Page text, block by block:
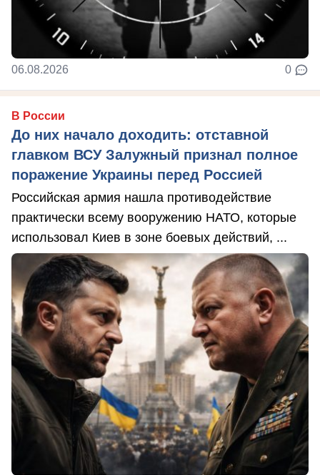
06.08.2026 0
В России
До них начало доходить: отставной
главком ВСУ Залужный признал полное
поражение Украины перед Россией
Российская армия нашла противодействие
практически всему вооружению НАТО, которые
использовал Киев в зоне боевых действий, ...